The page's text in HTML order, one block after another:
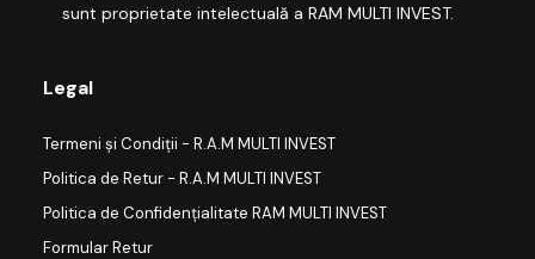
sunt proprietate intelectuală a RAM MULTI INVEST.
Legal
Termeni și Condiții - R.A.M MULTI INVEST
Politica de Retur - R.A.M MULTI INVEST
Politica de Confidențialitate RAM MULTI INVEST
Formular Retur